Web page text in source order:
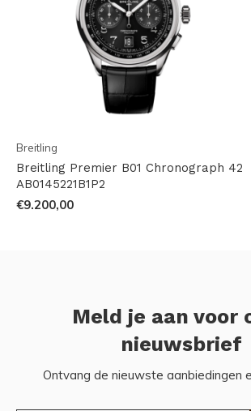
Breitling
Breitling Premier B01 Chronograph 42
AB0145221B1P2
€9.200,00
Meld je aan voor
nieuwsbrief
Ontvang de nieuwste aanbiedingen